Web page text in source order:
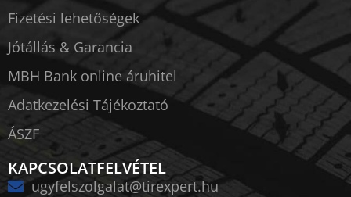
Fizetési lehetőségek
Jótállás & Garancia
MBH Bank online áruhitel
Adatkezelési Tájékoztató
ÁSZF
KAPCSOLATFELVÉTEL
ugyfelszolgalat@tirexpert.hu